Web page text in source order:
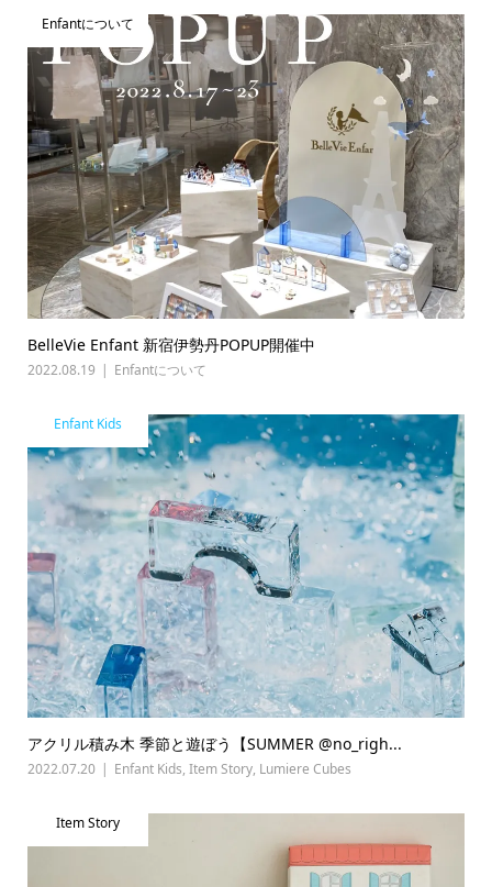
Enfantについて
BelleVie Enfant 新宿伊勢丹POPUP開催中
2022.08.19 Enfantについて
Enfant Kids
アクリル積み木 季節と遊ぼう【SUMMER @no_righ...
2022.07.20 Enfant Kids, Item Story, Lumiere Cubes
Item Story